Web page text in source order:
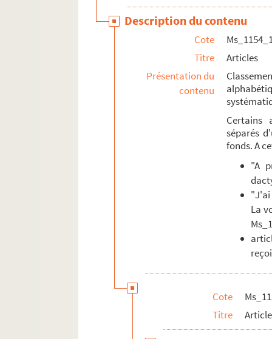
Ms_1154_15. Littérature grise sur Chamson
Ms_1154_16. Dossier iconographique
Ms_1154_17. Oeuvres originales/graphiques
Description du contenu
Cote
Titre
Articles
Présentation du
contenu
Certains
séparés
fonds. A
"A
"J'ai
La
Cote
Titre